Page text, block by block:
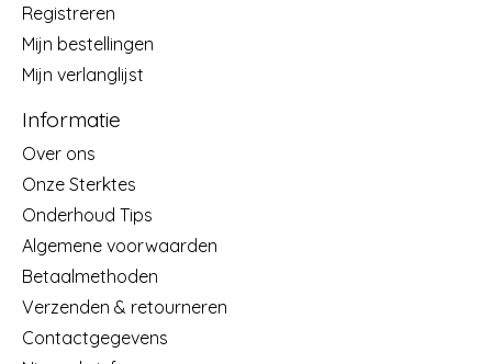
Registreren
Mijn bestellingen
Mijn verlanglijst
Informatie
Over ons
Onze Sterktes
Onderhoud Tips
Algemene voorwaarden
Betaalmethoden
Verzenden & retourneren
Contactgegevens